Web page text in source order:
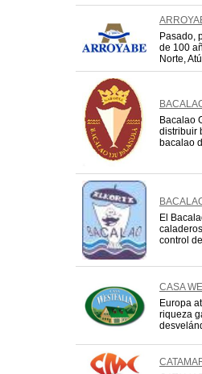
Pasado,
de 100
Norte,
Bacalao
distribuir
bacalao
El
control
CASA
Europa
riqueza